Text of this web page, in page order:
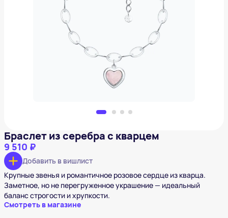
Браслет из серебра с кварцем
Добавить в вишлист
Браслет из серебра с кварцем
9 510 ₽
Добавить в вишлист
Крупные звенья и романтичное розовое сердце из кварца.
Заметное, но не перегруженное украшение — идеальный
баланс строгости и хрупкости.
Смотреть в магазине